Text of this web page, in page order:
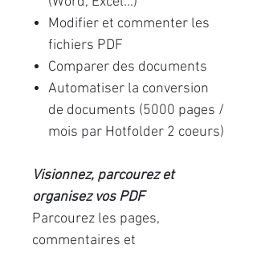
Modifier et commenter les
fichiers PDF
Comparer des documents
Automatiser la conversion
de documents (5000 pages /
mois par Hotfolder 2 coeurs)
Visionnez, parcourez et
organisez vos PDF
Parcourez les pages,
commentaires et